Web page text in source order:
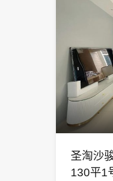
圣淘沙
130平1